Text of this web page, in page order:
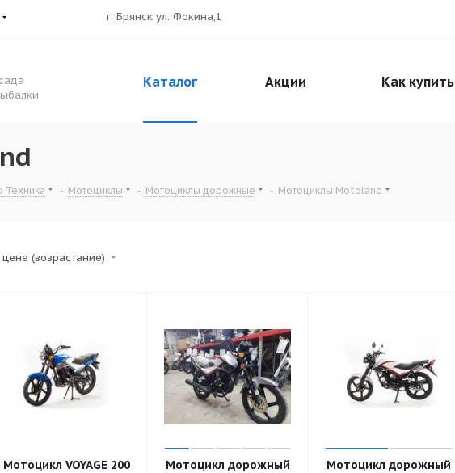
г. Брянск ул. Фокина,1
Каталог Акции Как купить
Техника - Мотоциклы - Мотоциклы дорожные - Мотоциклы Motoland
(возрастание)
Мотоцикл VOYAGE 200
Мотоцикл дорожный
Мотоцикл дорожный